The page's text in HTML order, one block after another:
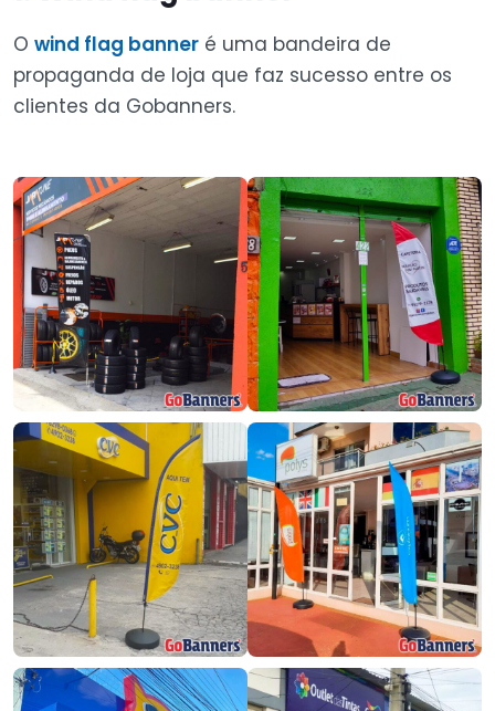
O wind flag banner é uma bandeira de
propaganda de loja que faz sucesso entre os
clientes da Gobanners.